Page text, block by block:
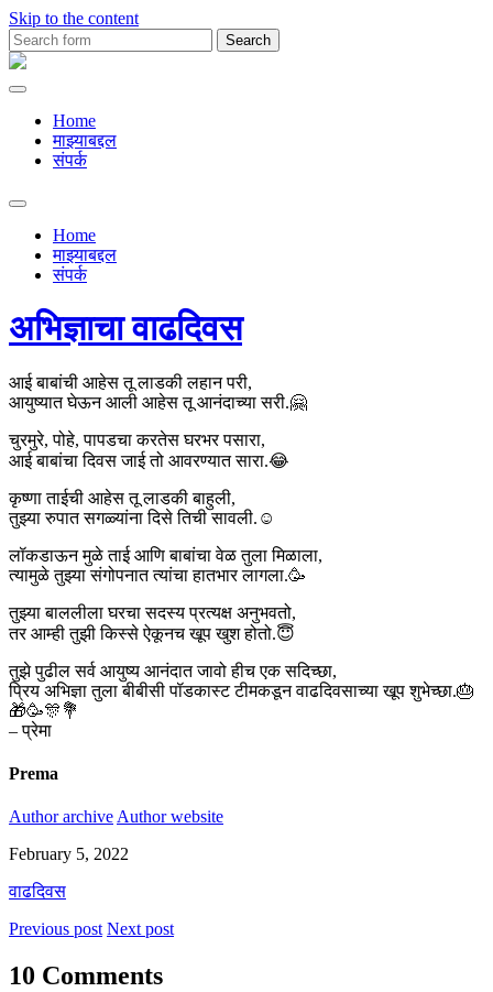
Skip to the content
Search
for:Premachya
Home
माझ्याबद्दल
संपर्क
Toggle
search
field
Home
माझ्याबद्दल
संपर्क
अभिज्ञाचा वाढदिवस
आई बाबांची आहेस तू लाडकी लहान परी,
आयुष्यात घेऊन आली आहेस तू आनंदाच्या सरी.🤗
चुरमुरे, पोहे, पापडचा करतेस घरभर पसारा,
आई बाबांचा दिवस जाई तो आवरण्यात सारा.😂
कृष्णा ताईची आहेस तू लाडकी बाहुली,
तुझ्या रुपात सगळ्यांना दिसे तिची सावली.☺️
लॉकडाऊन मुळे ताई आणि बाबांचा वेळ तुला मिळाला,
त्यामुळे तुझ्या संगोपनात त्यांचा हातभार लागला.🥳
तुझ्या बाललीला घरचा सदस्य प्रत्यक्ष अनुभवतो,
तर आम्ही तुझी किस्से ऐकूनच खूप खुश होतो.😇
तुझे पुढील सर्व आयुष्य आनंदात जावो हीच एक सदिच्छा,
प्रिय अभिज्ञा तुला बीबीसी पॉडकास्ट टीमकडून वाढदिवसाच्या खूप शुभेच्छा.🎂
🎁🥳🎊💐
– प्रेमा
Prema
Author archiveAuthor website
February 5, 2022
वाढदिवस
Previous post Next post
10 Comments